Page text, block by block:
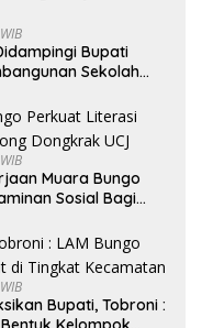
Bupati
Sekolah
Muara Bungo
Sosial Bagi
Bupati, Tobroni :